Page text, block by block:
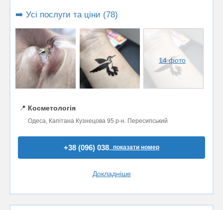
➡️ Усі послуги та ціни (78)
14 фото
📍 Косметологія
Одеса, Капітана Кузнецова 95 р-н. Пересипський
+38 (096) 038..показати номер
Докладніше